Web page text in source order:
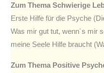
Zum Thema Schwierige
Erste Hilfe für die Psyche
Was mir gut tut, wenn´s mir
meine Seele Hilfe braucht
Zum Thema Positive